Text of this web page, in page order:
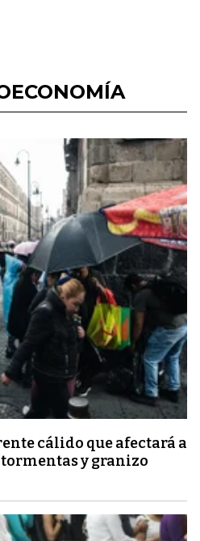
cálido que afectará a
y granizo